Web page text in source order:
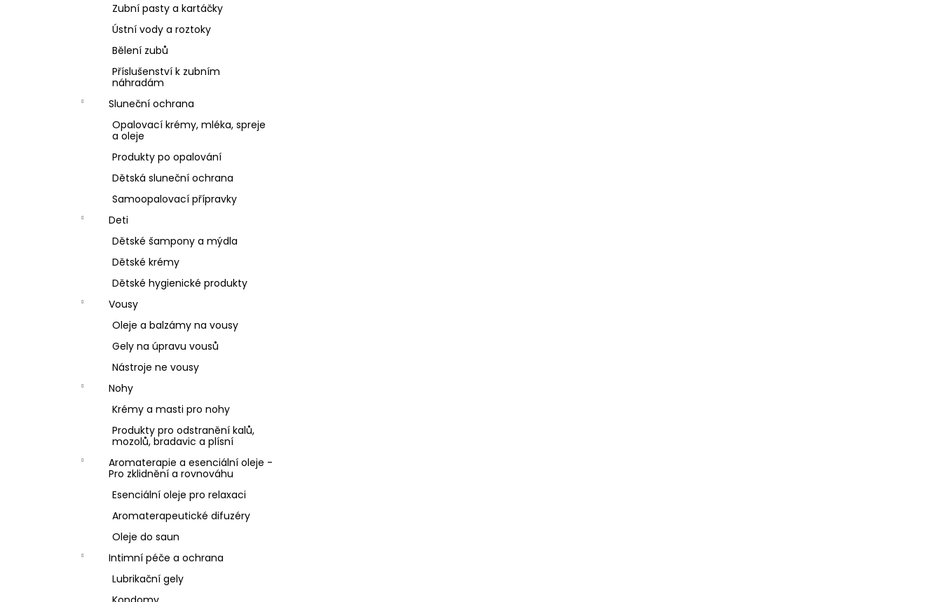
Zubní pasty a kartáčky
Ústní vody a roztoky
Bělení zubů
Příslušenství k zubním
náhradám
Sluneční ochrana
Opalovací krémy, mléka, spreje
a oleje
Produkty po opalování
Dětská sluneční ochrana
Samoopalovací přípravky
Deti
Dětské šampony a mýdla
Dětské krémy
Dětské hygienické produkty
Vousy
Oleje a balzámy na vousy
Gely na úpravu vousů
Nástroje ne vousy
Nohy
Krémy a masti pro nohy
Produkty pro odstranění kalů,
mozolů, bradavic a plísní
Aromaterapie a esenciální oleje -
Pro zklidnění a rovnováhu
Esenciální oleje pro relaxaci
Aromaterapeutické difuzéry
Oleje do saun
Intimní péče a ochrana
Lubrikační gely